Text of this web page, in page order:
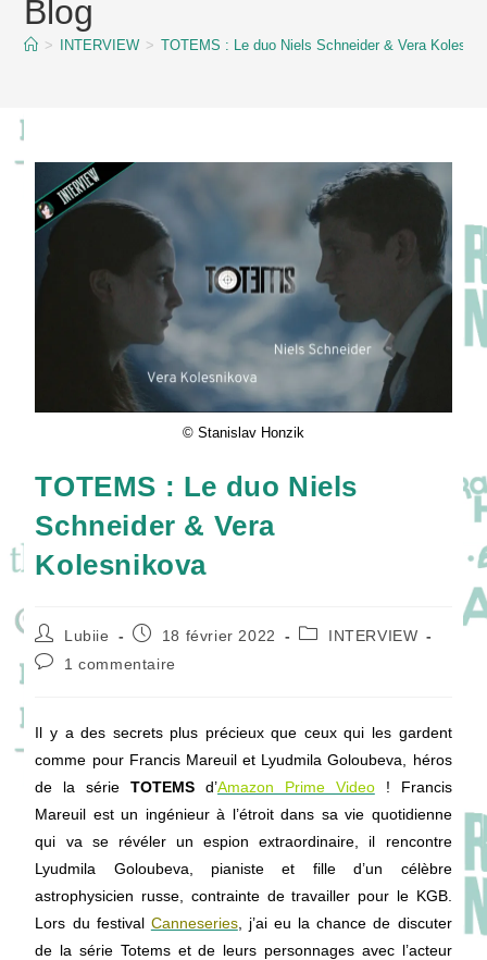
contentBlog
> INTERVIEW > TOTEMS : Le duo Niels Schneider & Vera
© Stanislav Honzik
TOTEMS : Le duo Niels
Schneider & Vera
Kolesnikova
Auteur/autrice
de
la
Lubiie
Publication
18 février 2022
PostINTERVIEW
Commentaires
1 commentaire
Il y a des secrets plus précieux que ceux qui les gardent
comme pour Francis Mareuil et Lyudmila Goloubeva, héros
de la sérieTOTEMS d’Amazon Prime Video! Francis
Mareuil est un ingénieur à l’étroit dans sa vie quotidienne
qui va se révéler un espion extraordinaire, il rencontre
Lyudmila Goloubeva, pianiste et fille d’un célèbre
astrophysicien russe, contrainte de travailler pour le KGB.
Lors du festival Canneseries, j’ai eu la chance de discuter
de la série Totems et de leurs personnages avec l’acteur